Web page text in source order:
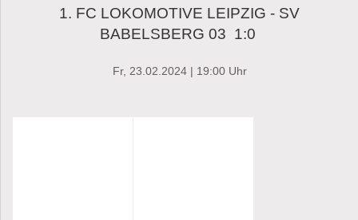
1. FC LOKOMOTIVE LEIPZIG - SV
BABELSBERG 03 1:0
Fr, 23.02.2024 | 19:00 Uhr